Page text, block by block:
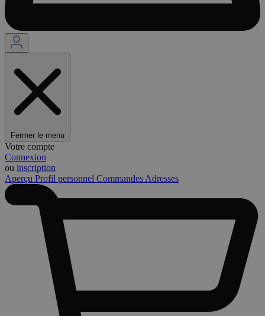
Fermer le menu
Votre compte
Connexion
ou inscription
Aperçu Profil personnel Commandes Adresses